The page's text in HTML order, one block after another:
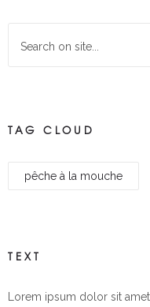
TAG CLOUD
pêche à la mouche
TEXT
Lorem ipsum dolor sit